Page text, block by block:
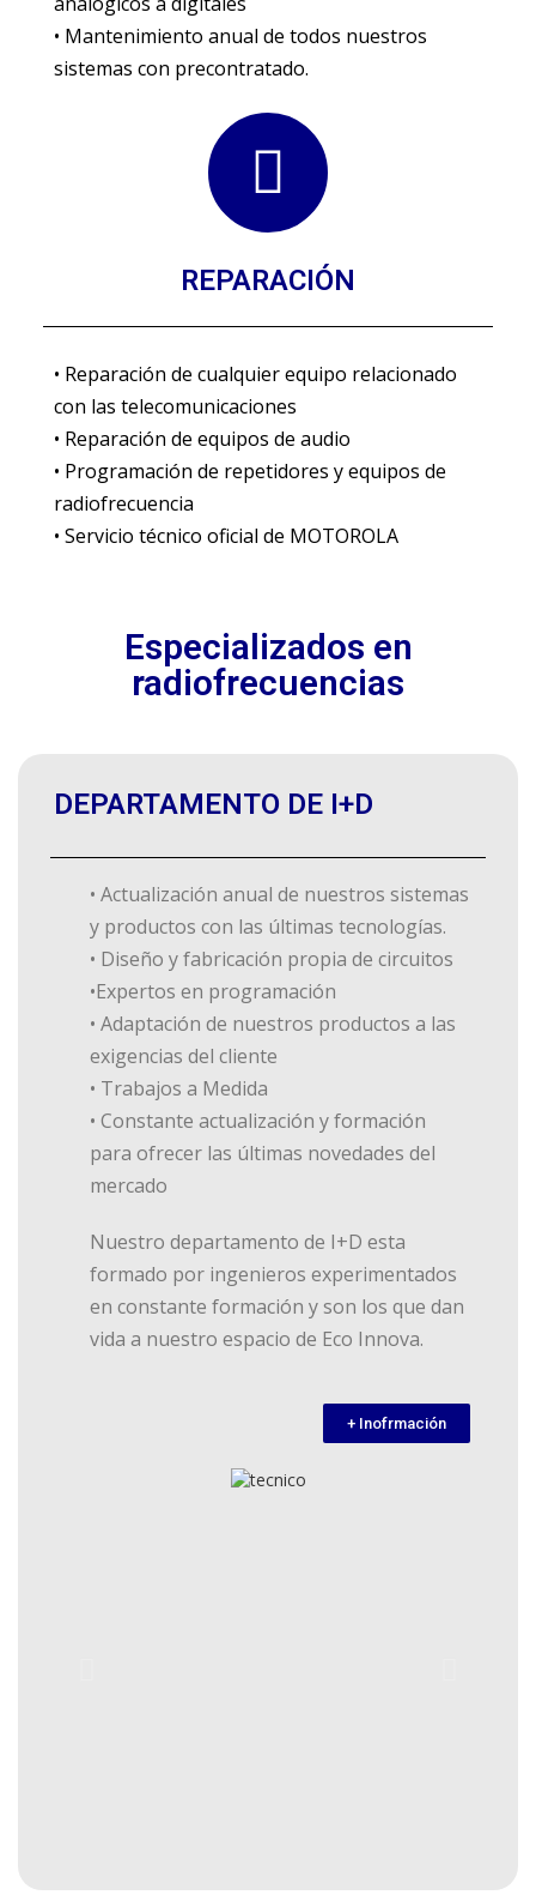
• Mantenimiento anual de todos nuestros
sistemas con precontratado.
REPARACIÓN
• Reparación de cualquier equipo relacionado
con las telecomunicaciones
• Reparación de equipos de audio
• Programación de repetidores y equipos de
radiofrecuencia
• Servicio técnico oficial de MOTOROLA
Especializados en
radiofrecuencias
DEPARTAMENTO DE I+D
• Actualización anual de nuestros sistemas
y productos con las últimas tecnologías.
• Diseño y fabricación propia de circuitos
•Expertos en programación
• Adaptación de nuestros productos a las
exigencias del cliente
• Trabajos a Medida
• Constante actualización y formación
para ofrecer las últimas novedades del
mercado
Nuestro departamento de I+D esta
formado por ingenieros experimentados
en constante formación y son los que dan
vida a nuestro espacio de Eco Innova.
+ Inofrmación